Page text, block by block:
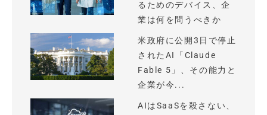
るためのデバイス、企
業は何を問うべきか
米政府に公開3日で停止
されたAI「Claude
Fable 5」、その能力と
企業が今...
AIはSaaSを殺さない、